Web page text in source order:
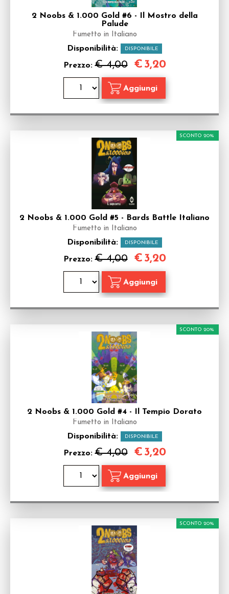
2 Noobs & 1.000 Gold #6 - Il Mostro della
Palude
Fumetto in Italiano
Disponibilità: DISPONIBILE
Prezzo:€ 4,00 € 3,20
2 Noobs & 1.000 Gold #5 - Bards Battle Italiano
Fumetto in Italiano
Disponibilità: DISPONIBILE
Prezzo:€ 4,00
SCONTO 20%
€ 3,20
2 Noobs & 1.000 Gold #4 - Il Tempio Dorato
Fumetto in Italiano
Disponibilità: DISPONIBILE
Prezzo:€ 4,00
SCONTO 20%
€ 3,20
SCONTO 20%